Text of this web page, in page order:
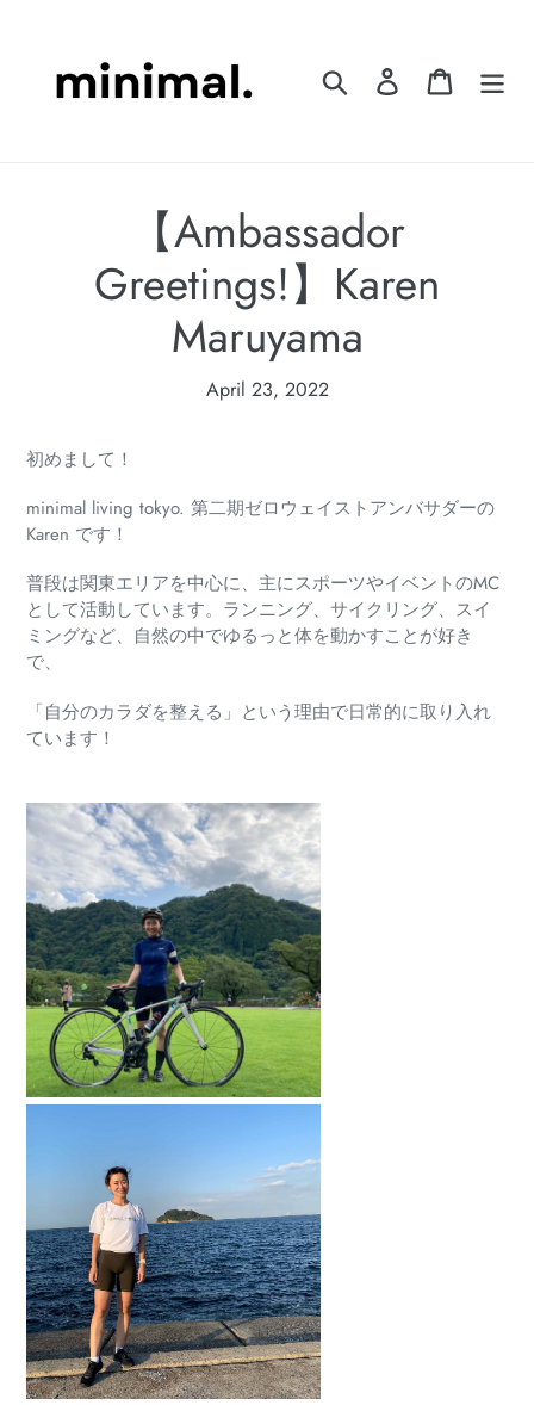
content
Search Log in Cart
【Ambassador
Greetings!】Karen
Maruyama
April 23, 2022
初めまして！
minimal living tokyo. 第二期ゼロウェイストアンバサダーの
Karen です！
普段は関東エリアを中心に、主にスポーツやイベントのMC
として活動しています。 ランニング、サイクリング、スイ
ミングなど、自然の中でゆるっと体を動かすことが好き
で、
「自分のカラダを整える」という理由で日常的に取り入れ
ています！